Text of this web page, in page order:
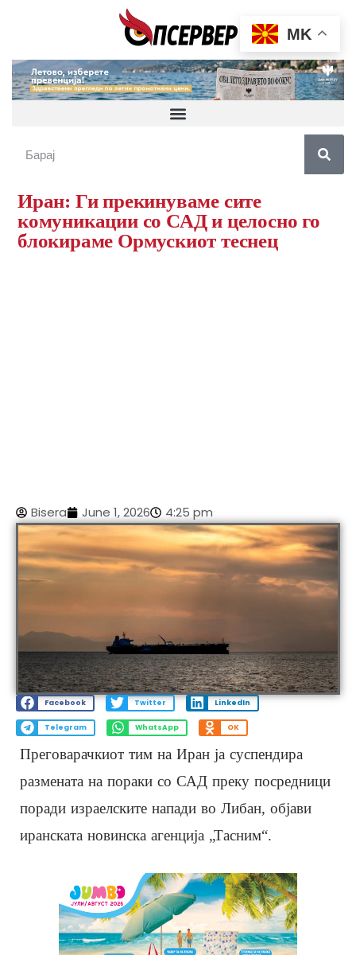
Иран: Ги прекинуваме сите
комуникации со САД и целосно го
блокираме Ормускиот теснец
Bisera June 1, 2026 4:25 pm
Facebook Twitter LinkedIn
Telegram WhatsApp OK
Преговарачкиот тим на Иран ја суспендира
размената на пораки со САД преку посредници
поради израелските напади во Либан, објави
иранската новинска агенција „Тасним“.
MK